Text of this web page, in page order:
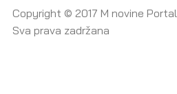
Copyright © 2017 M novine Portal
Sva prava zadržana